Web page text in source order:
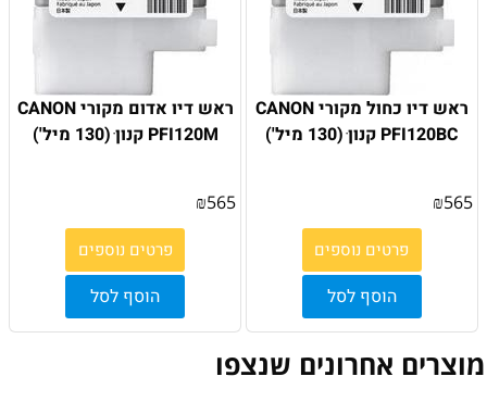
ראש דיו כחול מקורי CANON
PFI120BC קנון ׁ(130 מיל')
₪565
פרטים נוספים
הוסף לסל
ראש דיו אדום מקורי CANON
PFI120M קנון ׁ(130 מיל')
₪565
פרטים נוספים
הוסף לסל
מוצרים אחרונים שנצפו